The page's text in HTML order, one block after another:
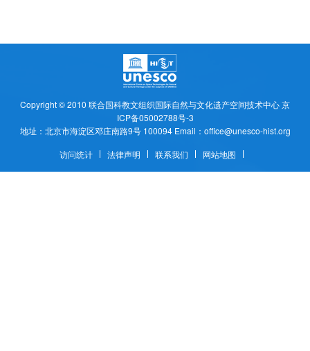
Copyright © 2010 联合国科教文组织国际自然与文化遗产空间技术中心京
ICP备05002788号-3
地址：北京市海淀区邓庄南路9号 100094 Email：office@unesco-hist.org
访问统计
法律声明 联系我们 网站地图